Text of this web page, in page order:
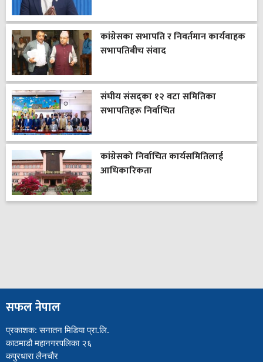
कांग्रेसका सभापति र निवर्तमान कार्यवाहक
सभापतिबीच संवाद
संघीय संसद्का १२ वटा समितिका
सभापतिहरू निर्वाचित
कांग्रेसको निर्वाचित कार्यसमितिलाई
आधिकारिकता
सफल नेपाल
प्रकाशक: सनातन मिडिया प्रा.लि.
काठमाडौ महानगरपलिका २६
कपुरधारा लैनचौर